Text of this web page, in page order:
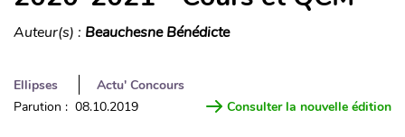
Auteur(s) : Beauchesne Bénédicte
Ellipses
Actu' Concours
Parution : 08.10.2019
Consulter la nouvelle édition